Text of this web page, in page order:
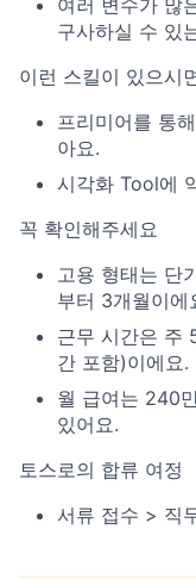
여러 변수가 많
구사하실 수 있
이런 스킬이 있으시
프리미어를 통
아요.
시각화 Tool에
꼭 확인해주세요
고용 형태는 단
부터 3개월이에
근무 시간은 주
간 포함)이에요.
월 급여는 240
있어요.
토스로의 합류 여정
서류 접수 > 직